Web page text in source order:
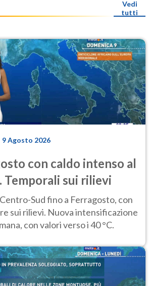
Vedi
tutti
9 Agosto 2026
con caldo intenso al
Temporali sui rilievi
Sud fino a Ferragosto, con
sui rilievi. Nuova intensificazione
con valori verso i 40 °C.